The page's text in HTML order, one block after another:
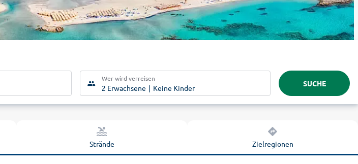
Wer wird verreisen
2 Erwachsene Keine Kinder SUCHE
Strände Zielregionen